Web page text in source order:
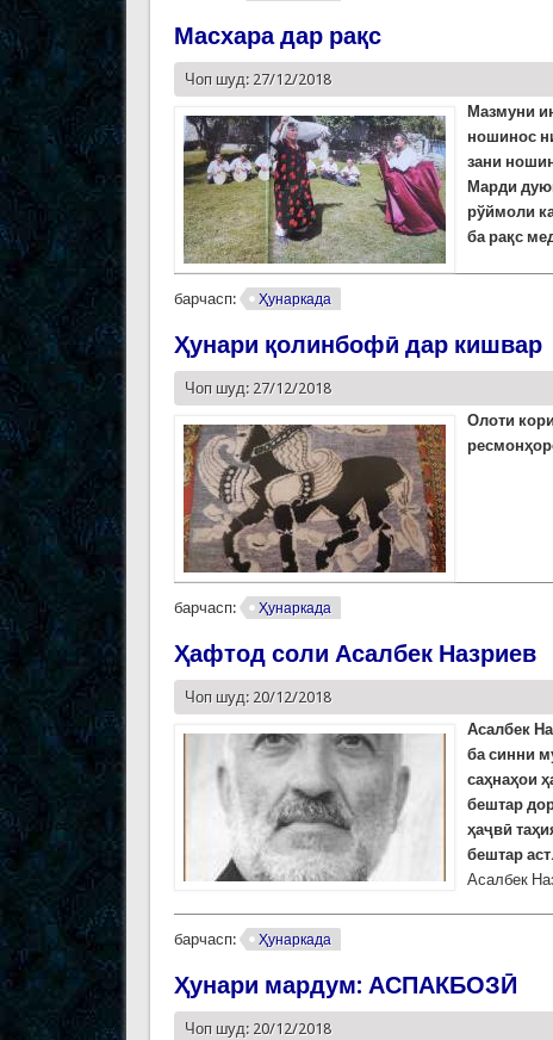
Масхара дар рақс
Чоп шуд: 27/12/2018
Мазмуни
ношинос
зани
Марди
рўймоли
ба рақс
барчасп: Ҳунаркада
Ҳунари қолинбофӣ дар кишвар
Чоп шуд: 27/12/2018
Олоти
ресмонҳ
барчасп: Ҳунаркада
Ҳафтод соли Асалбек Назриев
Чоп шуд: 20/12/2018
Асалбек
ба синни
саҳнаҳои
бештар
ҳаҷвӣ
бештар аст.
Асалбек
барчасп: Ҳунаркада
Ҳунари мардум: АСПАКБОЗӢ
Чоп шуд: 20/12/2018